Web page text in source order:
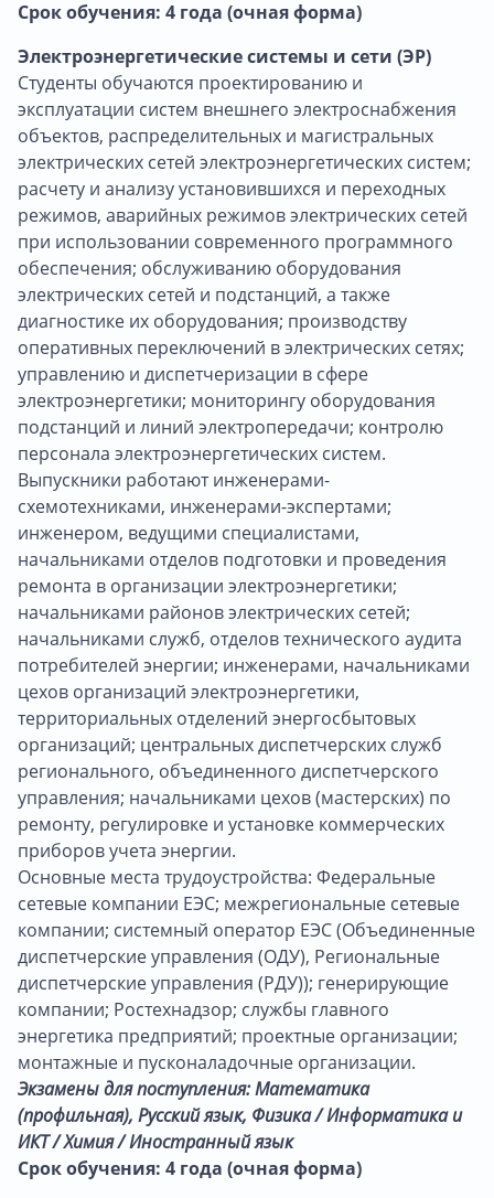
Срок обучения: 4 года (очная форма)
Электроэнергетические системы и сети (ЭР)
Студенты обучаются проектированию и
эксплуатации систем внешнего электроснабжения
объектов, распределительных и магистральных
электрических сетей электроэнергетических систем;
расчету и анализу установившихся и переходных
режимов, аварийных режимов электрических сетей
при использовании современного программного
обеспечения; обслуживанию оборудования
электрических сетей и подстанций, а также
диагностике их оборудования; производству
оперативных переключений в электрических сетях;
управлению и диспетчеризации в сфере
электроэнергетики; мониторингу оборудования
подстанций и линий электропередачи; контролю
персонала электроэнергетических систем.
Выпускники работают инженерами-
схемотехниками, инженерами-экспертами;
инженером, ведущими специалистами,
начальниками отделов подготовки и проведения
ремонта в организации электроэнергетики;
начальниками районов электрических сетей;
начальниками служб, отделов технического аудита
потребителей энергии; инженерами, начальниками
цехов организаций электроэнергетики,
территориальных отделений энергосбытовых
организаций; центральных диспетчерских служб
регионального, объединенного диспетчерского
управления; начальниками цехов (мастерских) по
ремонту, регулировке и установке коммерческих
приборов учета энергии.
Основные места трудоустройства: Федеральные
сетевые компании ЕЭС; межрегиональные сетевые
компании; системный оператор ЕЭС (Объединенные
диспетчерские управления (ОДУ), Региональные
диспетчерские управления (РДУ)); генерирующие
компании; Ростехнадзор; службы главного
энергетика предприятий; проектные организации;
монтажные и пусконаладочные организации.
Экзамены для поступления: Математика
(профильная), Русский язык, Физика / Информатика и
ИКТ / Химия / Иностранный язык
Срок обучения: 4 года (очная форма)